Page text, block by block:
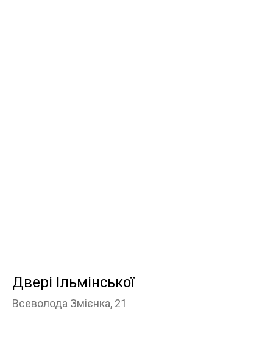
Двері Ільмінської
Всеволода Змієнка, 21